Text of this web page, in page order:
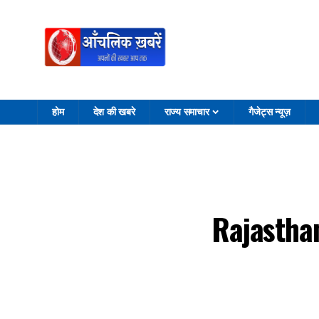
होम देश की खबरे राज्य समाचार गैजेट्स न्यूज़